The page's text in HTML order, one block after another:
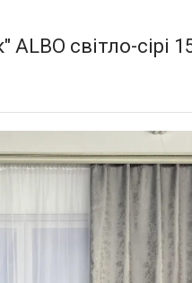
ALBO світло-